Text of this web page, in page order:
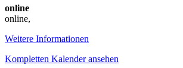
(English)
online
online,
Weitere Informationen
Kompletten Kalender ansehen